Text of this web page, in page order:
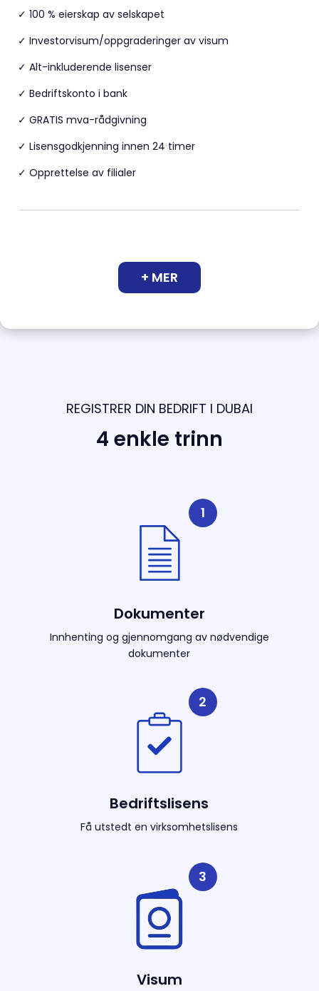
✓ 100 % eierskap av selskapet
✓ Investorvisum/oppgraderinger av visum
✓ Alt-inkluderende lisenser
✓ Bedriftskonto i bank
✓ GRATIS mva-rådgivning
✓ Lisensgodkjenning innen 24 timer
✓ Opprettelse av filialer
+ MER
REGISTRER DIN BEDRIFT I DUBAI
4 enkle trinn
Dokumenter
Innhenting og gjennomgang av nødvendige
dokumenter
1
Bedriftslisens
Få utstedt en virksomhetslisens
2
Visum
3